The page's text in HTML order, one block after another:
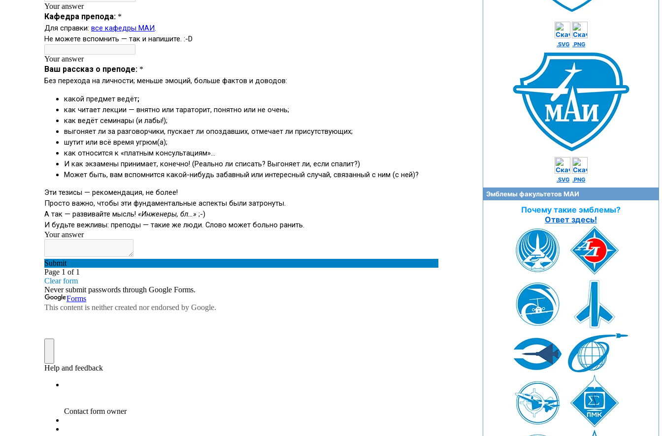
.SVG .PNG
.SVG .PNG
Эмблемы факультетов МАИ
Почему такие эмблемы?
Ответ здесь!